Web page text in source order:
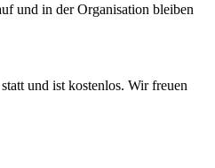
und in der Organisation bleiben
und ist kostenlos. Wir freuen